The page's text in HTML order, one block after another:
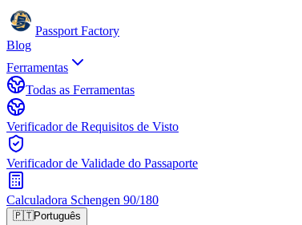
Passport Factory
Blog
Ferramentas
Todas as Ferramentas
Verificador de Requisitos de Visto
Verificador de Validade do Passaporte
Calculadora Schengen 90/180
🇵🇹Português